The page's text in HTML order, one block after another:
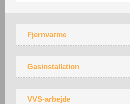
Fjernvarme
Gasinstallation
VVS-arbejde